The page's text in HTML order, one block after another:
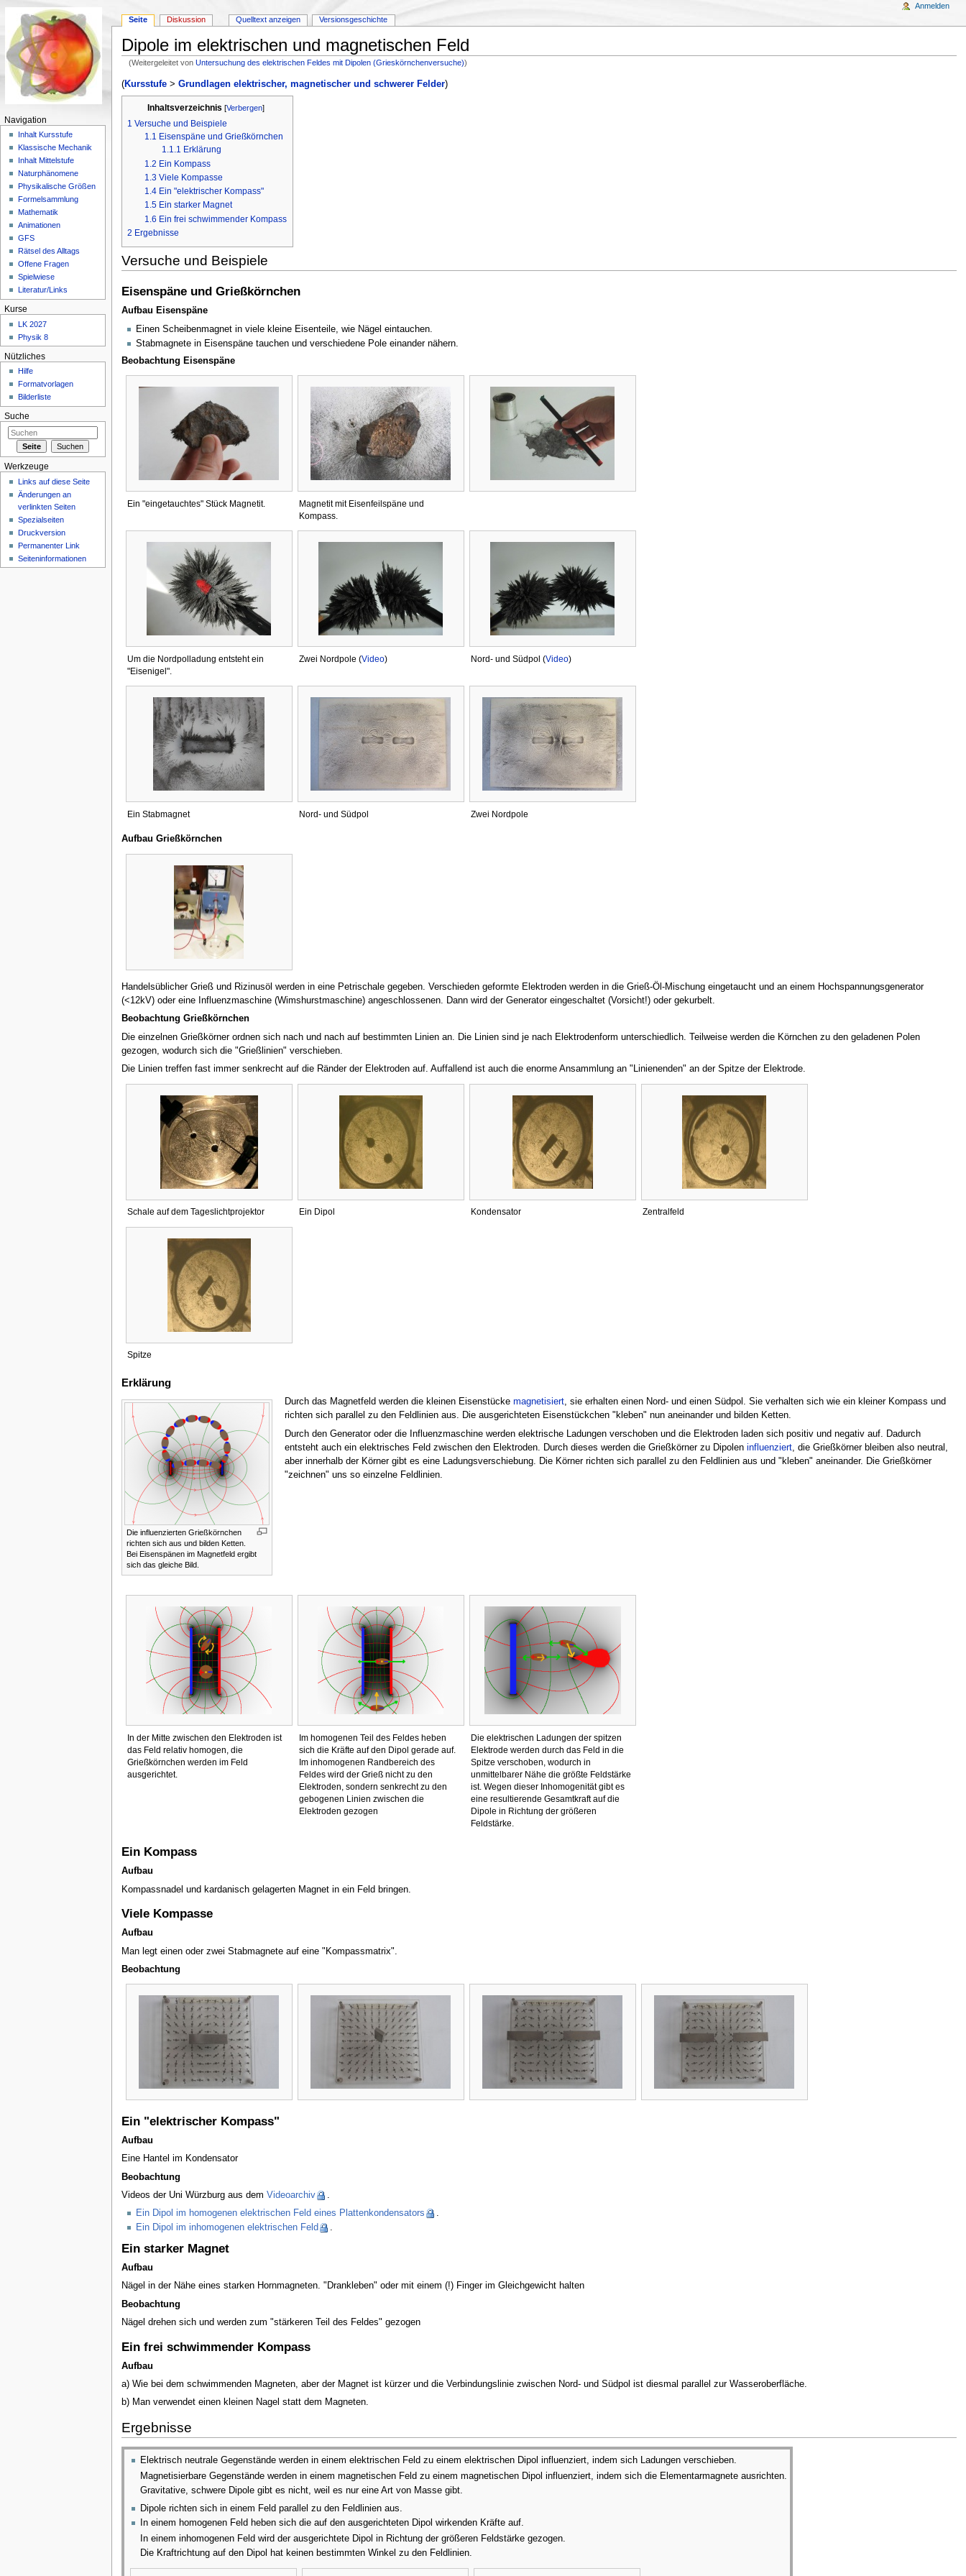
Dipole im elektrischen und magnetischen Feld
(Weitergeleitet vonUntersuchung des elektrischen Feldes mit Dipolen (Grieskörnchenversuche))
(Kursstufe> Grundlagen elektrischer, magnetischer und schwerer Felder)
Inhaltsverzeichnis [Verbergen]
1 Versuche und Beispiele
1.1 Eisenspäne und Grießkörnchen
1.1.1 Erklärung
1.2 Ein Kompass
1.3 Viele Kompasse
1.4 Ein "elektrischer Kompass"
1.5 Ein starker Magnet
1.6 Ein frei schwimmender Kompass
2 Ergebnisse
Versuche und Beispiele
Eisenspäne und Grießkörnchen
Aufbau Eisenspäne
Einen Scheibenmagnet in viele kleine Eisenteile, wie Nägel eintauchen.
Stabmagnete in Eisenspäne tauchen und verschiedene Pole einander nähern.
Beobachtung Eisenspäne
Ein "eingetauchtes" Stück Magnetit.
Magnetit mit Eisenfeilspäne und
Kompass.
Um die Nordpolladung entsteht ein
"Eisenigel".
Zwei Nordpole (Video) Nord- und Südpol (Video)
Ein Stabmagnet Nord- und Südpol Zwei Nordpole
Aufbau Grießkörnchen
Handelsüblicher Grieß und Rizinusöl werden in eine Petrischale gegeben. Verschieden geformte Elektroden werden in die Grieß-Öl-Mischung eingetaucht und an einem Hochspannungsgenerator
(<12kV) oder eine Influenzmaschine (Wimshurstmaschine) angeschlossenen. Dann wird der Generator eingeschaltet (Vorsicht!) oder gekurbelt.
Beobachtung Grießkörnchen
Die einzelnen Grießkörner ordnen sich nach und nach auf bestimmten Linien an. Die Linien sind je nach Elektrodenform unterschiedlich. Teilweise werden die Körnchen zu den geladenen Polen
gezogen, wodurch sich die "Grießlinien" verschieben.
Die Linien treffen fast immer senkrecht auf die Ränder der Elektroden auf. Auffallend ist auch die enorme Ansammlung an "Linienenden" an der Spitze der Elektrode.
Schale auf dem Tageslichtprojektor Ein Dipol Kondensator Zentralfeld
Spitze
Erklärung
Die influenzierten Grießkörnchen
richten sich aus und bilden Ketten.
Bei Eisenspänen im Magnetfeld ergibt
sich das gleiche Bild.
Durch das Magnetfeld werden die kleinen Eisenstückemagnetisiert, sie erhalten einen Nord- und einen Südpol. Sie verhalten sich wie ein kleiner Kompass und
richten sich parallel zu den Feldlinien aus. Die ausgerichteten Eisenstückchen "kleben" nun aneinander und bilden Ketten.
Durch den Generator oder die Influenzmaschine werden elektrische Ladungen verschoben und die Elektroden laden sich positiv und negativ auf. Dadurch
entsteht auch ein elektrisches Feld zwischen den Elektroden. Durch dieses werden die Grießkörner zu Dipoleninfluenziert , die Grießkörner bleiben also neutral,
aber innerhalb der Körner gibt es eine Ladungsverschiebung. Die Körner richten sich parallel zu den Feldlinien aus und "kleben" aneinander. Die Grießkörner
"zeichnen" uns so einzelne Feldlinien.
In der Mitte zwischen den Elektroden ist
das Feld relativ homogen, die
Grießkörnchen werden im Feld
ausgerichtet.
Im homogenen Teil des Feldes heben
sich die Kräfte auf den Dipol gerade auf.
Im inhomogenen Randbereich des
Feldes wird der Grieß nicht zu den
Elektroden, sondern senkrecht zu den
gebogenen Linien zwischen die
Elektroden gezogen
Die elektrischen Ladungen der spitzen
Elektrode werden durch das Feld in die
Spitze verschoben, wodurch in
unmittelbarer Nähe die größte Feldstärke
ist. Wegen dieser Inhomogenität gibt es
eine resultierende Gesamtkraft auf die
Dipole in Richtung der größeren
Feldstärke.
Ein Kompass
Aufbau
Kompassnadel und kardanisch gelagerten Magnet in ein Feld bringen.
Viele Kompasse
Aufbau
Man legt einen oder zwei Stabmagnete auf eine "Kompassmatrix".
Beobachtung
Ein "elektrischer Kompass"
Aufbau
Eine Hantel im Kondensator
Beobachtung
Videos der Uni Würzburg aus dem Videoarchiv
.
Ein Dipol im homogenen elektrischen Feld eines Plattenkondensators
.
Ein Dipol im inhomogenen elektrischen Feld
.
Ein starker Magnet
Aufbau
Nägel in der Nähe eines starken Hornmagneten. "Drankleben" oder mit einem (!) Finger im Gleichgewicht halten
Beobachtung
Nägel drehen sich und werden zum "stärkeren Teil des Feldes" gezogen
Ein frei schwimmender Kompass
Aufbau
a) Wie bei dem schwimmenden Magneten, aber der Magnet ist kürzer und die Verbindungslinie zwischen Nord- und Südpol ist diesmal parallel zur Wasseroberfläche.
b) Man verwendet einen kleinen Nagel statt dem Magneten.
Ergebnisse
Elektrisch neutrale Gegenstände werden in einem elektrischen Feld zu einem elektrischen Dipol influenziert, indem sich Ladungen verschieben.
Magnetisierbare Gegenstände werden in einem magnetischen Feld zu einem magnetischen Dipol influenziert, indem sich die Elementarmagnete ausrichten.
Gravitative, schwere Dipole gibt es nicht, weil es nur eine Art von Masse gibt.
Dipole richten sich in einem Feld parallel zu den Feldlinien aus.
In einem homogenen Feld heben sich die auf den ausgerichteten Dipol wirkenden Kräfte auf.
In einem inhomogenen Feld wird der ausgerichtete Dipol in Richtung der größeren Feldstärke gezogen.
Die Kraftrichtung auf den Dipol hat keinen bestimmten Winkel zu den Feldlinien.
Seite Diskussion Quelltext anzeigen Versionsgeschichte
Anmelden
Navigation
Inhalt Kursstufe
Klassische Mechanik
Inhalt Mittelstufe
Naturphänomene
Physikalische Größen
Formelsammlung
Mathematik
Animationen
GFS
Rätsel des Alltags
Offene Fragen
Spielwiese
Literatur/Links
Kurse
LK 2027
Physik 8
Nützliches
Hilfe
Formatvorlagen
Bilderliste
Suche
Werkzeuge
Links auf diese Seite
Änderungen an
verlinkten Seiten
Spezialseiten
Druckversion
Permanenter Link
Seiteninformationen